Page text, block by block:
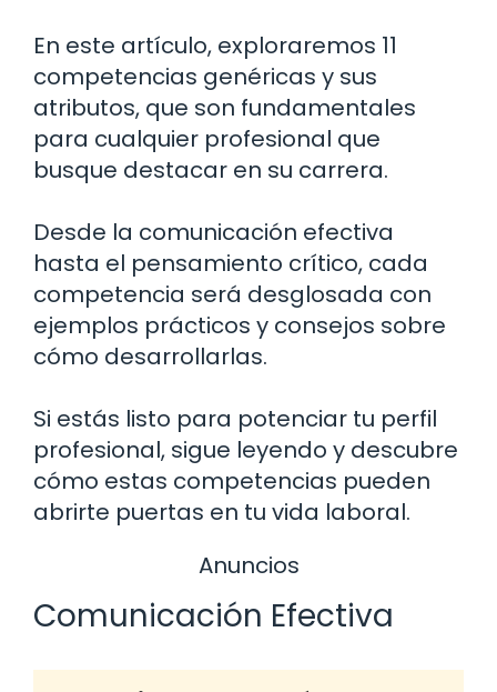
En este artículo, exploraremos 11
competencias genéricas y sus
atributos, que son fundamentales
para cualquier profesional que
busque destacar en su carrera.
Desde la comunicación efectiva
hasta el pensamiento crítico, cada
competencia será desglosada con
ejemplos prácticos y consejos sobre
cómo desarrollarlas.
Si estás listo para potenciar tu perfil
profesional, sigue leyendo y descubre
cómo estas competencias pueden
abrirte puertas en tu vida laboral.
Anuncios
Comunicación Efectiva